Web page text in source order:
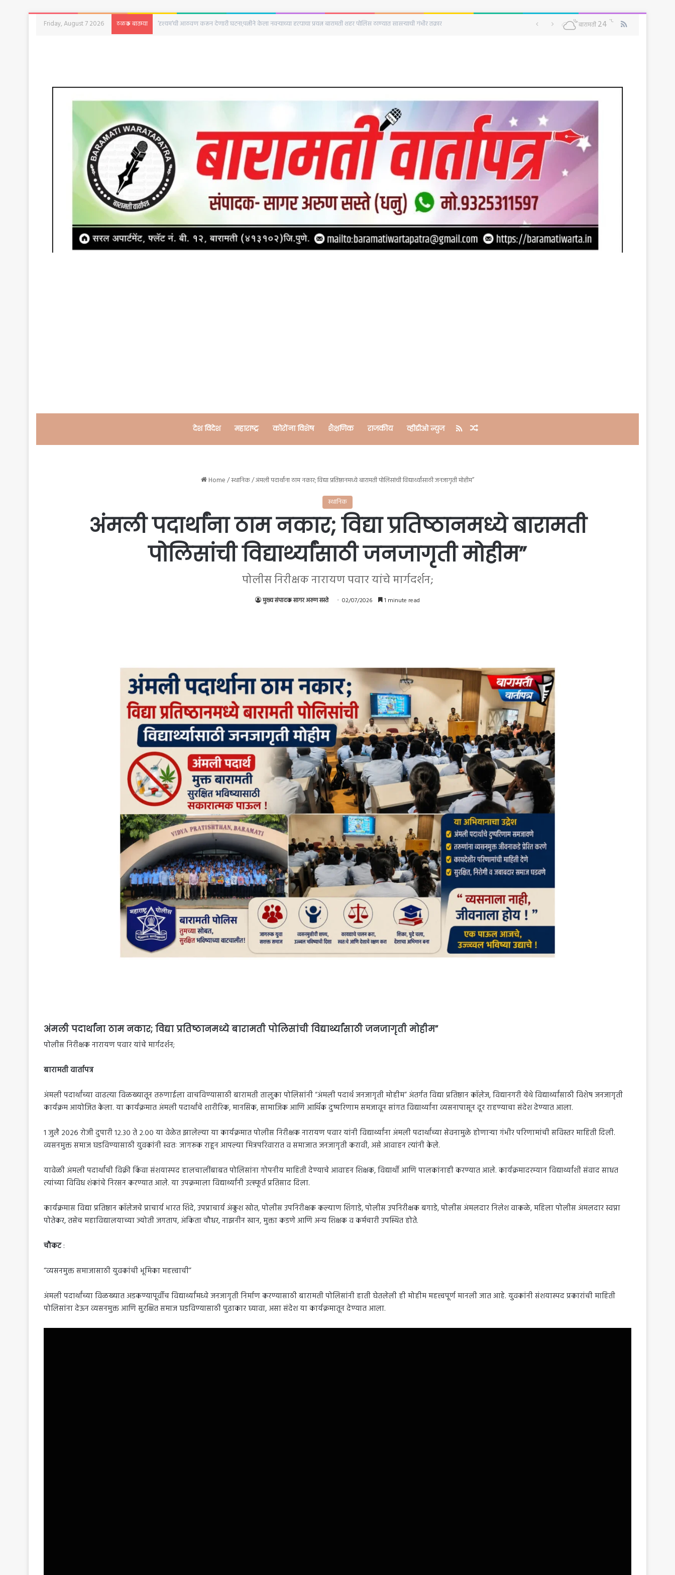
Friday, August 7 2026 ठळक बातम्या ‘दृश्यम’ची आठवण करून देणारी घटना;पत्नीने केला नवऱ्याच्या हत्याचा प्रयत्न बारामती शहर पोलिस ठाण्यात सासऱ्याची गंभीर तक्रार बारामती 24 ℃ RSS
देश विदेश महाराष्ट्र कोरोंना विशेष शैक्षणिक राजकीय व्हीडीओ न्युज RSS Random Article
Home/स्थानिक/अंमली पदार्थांना ठाम नकार; विद्या प्रतिष्ठानमध्ये बारामती पोलिसांची विद्यार्थ्यांसाठी जनजागृती मोहीम”
स्थानिक
अंमली पदार्थांना ठाम नकार; विद्या प्रतिष्ठानमध्ये बारामती
पोलिसांची विद्यार्थ्यांसाठी जनजागृती मोहीम”
पोलीस निरीक्षक नारायण पवार यांचे मार्गदर्शन;
मुख्य संपादक सागर अरुण सस्ते 02/07/2026 1 minute read
अंमली पदार्थांना ठाम नकार; विद्या प्रतिष्ठानमध्ये बारामती पोलिसांची विद्यार्थ्यांसाठी जनजागृती मोहीम”
पोलीस निरीक्षक नारायण पवार यांचे मार्गदर्शन;
बारामती वार्तापत्र
अंमली पदार्थांच्या वाढत्या विळख्यातून तरुणाईला वाचविण्यासाठी बारामती तालुका पोलिसांनी “अंमली पदार्थ जनजागृती मोहीम” अंतर्गत विद्या प्रतिष्ठान कॉलेज, विद्यानगरी येथे विद्यार्थ्यांसाठी विशेष जनजागृती
कार्यक्रम आयोजित केला. या कार्यक्रमात अंमली पदार्थांचे शारीरिक, मानसिक, सामाजिक आणि आर्थिक दुष्परिणाम समजावून सांगत विद्यार्थ्यांना व्यसनापासून दूर राहण्याचा संदेश देण्यात आला.
१ जुलै २०२६ रोजी दुपारी १२.३० ते २.०० या वेळेत झालेल्या या कार्यक्रमात पोलीस निरीक्षक नारायण पवार यांनी विद्यार्थ्यांना अंमली पदार्थांच्या सेवनामुळे होणाऱ्या गंभीर परिणामांची सविस्तर माहिती दिली.
व्यसनमुक्त समाज घडविण्यासाठी युवकांनी स्वतः जागरूक राहून आपल्या मित्रपरिवारात व समाजात जनजागृती करावी, असे आवाहन त्यांनी केले.
यावेळी अंमली पदार्थांची विक्री किंवा संशयास्पद हालचालींबाबत पोलिसांना गोपनीय माहिती देण्याचे आवाहन शिक्षक, विद्यार्थी आणि पालकांनाही करण्यात आले. कार्यक्रमादरम्यान विद्यार्थ्यांशी संवाद साधत
त्यांच्या विविध शंकांचे निरसन करण्यात आले. या उपक्रमाला विद्यार्थ्यांनी उत्स्फूर्त प्रतिसाद दिला.
कार्यक्रमास विद्या प्रतिष्ठान कॉलेजचे प्राचार्य भारत शिंदे, उपप्राचार्य अंकुश खोत, पोलीस उपनिरीक्षक कल्याण शिंगाडे, पोलीस उपनिरीक्षक बगाडे, पोलीस अंमलदार निलेश वाकळे, महिला पोलीस अंमलदार स्वप्ना
पोतेकर, तसेच महाविद्यालयाच्या ज्योती जगताप, अंकिता चौधर, नाझनीन खान, मुक्ता कडणे आणि अन्य शिक्षक व कर्मचारी उपस्थित होते.
चौकट:
“व्यसनमुक्त समाजासाठी युवकांची भूमिका महत्त्वाची”
अंमली पदार्थांच्या विळख्यात अडकण्यापूर्वीच विद्यार्थ्यांमध्ये जनजागृती निर्माण करण्यासाठी बारामती पोलिसांनी हाती घेतलेली ही मोहीम महत्त्वपूर्ण मानली जात आहे. युवकांनी संशयास्पद प्रकारांची माहिती
पोलिसांना देऊन व्यसनमुक्त आणि सुरक्षित समाज घडविण्यासाठी पुढाकार घ्यावा, असा संदेश या कार्यक्रमातून देण्यात आला.